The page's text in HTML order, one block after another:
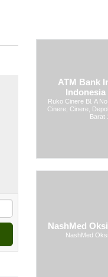
ATM Bank
Ruko Cinere Bl. A
Cinere, Cinere,
Barat
NashMed
NashMed